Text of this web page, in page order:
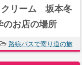
クリーム 坂本冬
のお店の場所
路線バスで寄り道の旅